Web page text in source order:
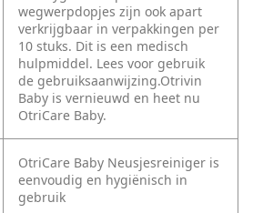
wegwerpdopjes zijn ook apart
verkrijgbaar in verpakkingen per
10 stuks. Dit is een medisch
hulpmiddel. Lees voor gebruik
de gebruiksaanwijzing.Otrivin
Baby is vernieuwd en heet nu
OtriCare Baby.
OtriCare Baby Neusjesreiniger is
eenvoudig en hygiënisch in
gebruik